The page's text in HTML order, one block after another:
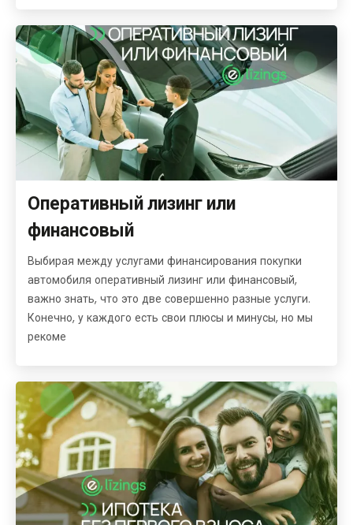
Оперативный лизинг или
финансовый
Выбирая между услугами финансирования покупки
автомобиля оперативный лизинг или финансовый,
важно знать, что это две совершенно разные услуги.
Конечно, у каждого есть свои плюсы и минусы, но мы
рекоме